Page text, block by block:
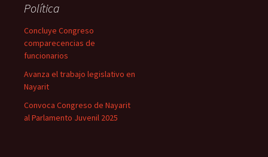
Política
Concluye Congreso
comparecencias de
funcionarios
Avanza el trabajo legislativo en
Nayarit
Convoca Congreso de Nayarit
al Parlamento Juvenil 2025